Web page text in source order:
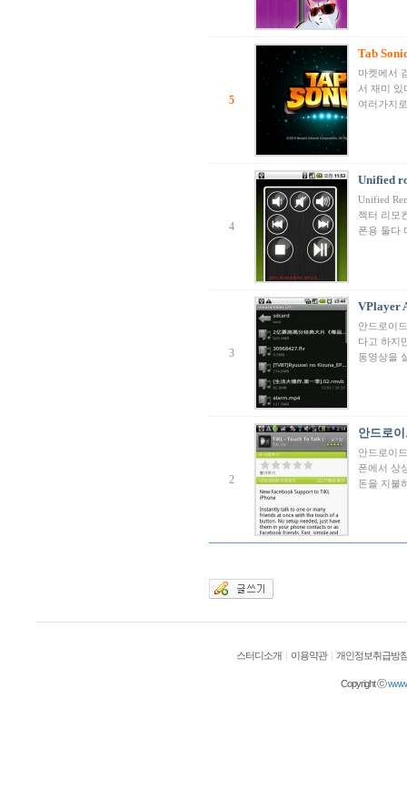
5
Tab
마켓에서
서 재미 있
여러가지
4
Unified
Unified
젝터 리모
폰용 둘다
3
VPlayer
안드로이
다고 하지
동영상을
2
안드로
안드로이
폰에서 상
돈을 지불
스터디소개 | 이용약관 | 개인정보취급방
Copyright ⓒ